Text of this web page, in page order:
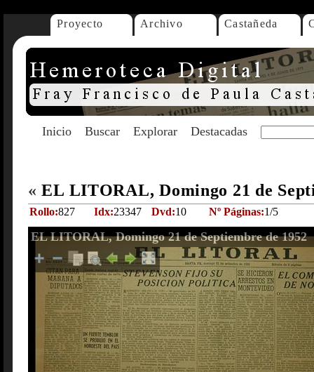
Proyecto Archivo Castañeda
Inicio Buscar Explorar Destacadas
« EL LITORAL, Domingo 21 de
Rollo:827 Idx:23347 Dvd:10 Nº Páginas:1/5
EL LITORAL, Domingo 21 de Septiembre de 1952